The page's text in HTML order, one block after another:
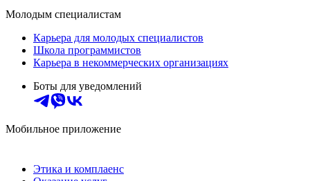
Молодым специалистам
Карьера для молодых специалистов
Школа программистов
Карьера в некоммерческих организациях
Боты для уведомлений
Мобильное приложение
Этика и комплаенс